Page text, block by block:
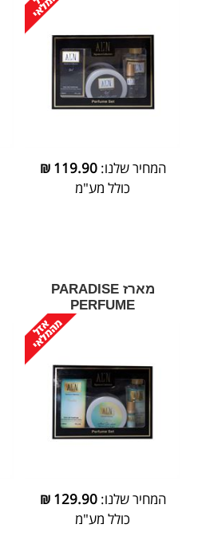
המחיר שלנו:119.90
₪
כולל מע"מ
מארז PARADISE
PERFUME
המחיר שלנו:129.90
₪
כולל מע"מ